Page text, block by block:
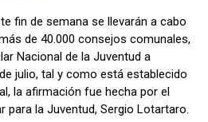
fin de semana se llevarán a cabo
de 40.000 consejos comunales,
Nacional de la Juventud a
julio, tal y como está establecido
la afirmación fue hecha por el
para la Juventud, Sergio Lotartaro.